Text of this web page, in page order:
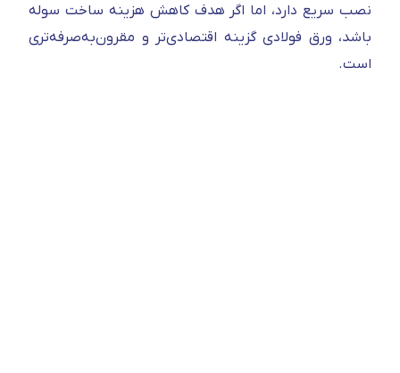
نصب سریع دارد، اما اگر هدف کاهش هزینه ساخت سوله
باشد، ورق فولادی گزینه اقتصادی‌تر و مقرون‌به‌صرفه‌تری
است.